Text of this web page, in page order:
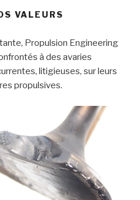
VALEURS
Propulsion Engineering
à des avaries
litigieuses, sur leurs
propulsives.